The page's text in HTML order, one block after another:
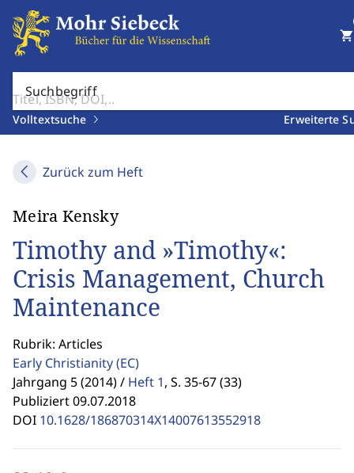
Suchbegriff
Volltextsuche Erweiterte
shopping_cart
Zurück zum Heft
Meira Kensky
Timothy and »Timothy«:
Crisis Management, Church
Maintenance
Rubrik: Articles
Early Christianity(EC)
Jahrgang 5 (2014) / Heft 1, S. 35-67 (33)
Publiziert 09.07.2018
DOI 10.1628/186870314X14007613552918